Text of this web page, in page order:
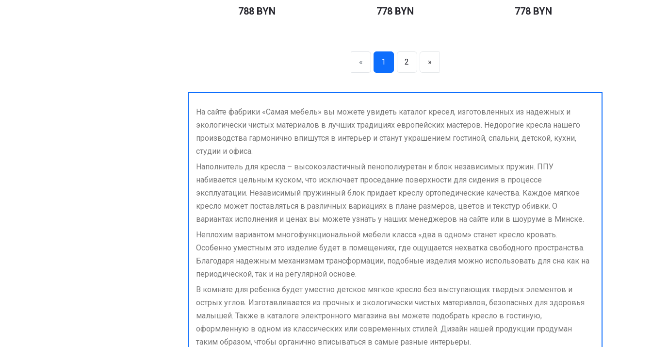
788 BYN 778 BYN 778 BYN
« 1 2 »
На сайте фабрики «Самая мебель» вы можете увидеть каталог кресел, изготовленных из надежных и
экологически чистых материалов в лучших традициях европейских мастеров. Недорогие кресла нашего
производства гармонично впишутся в интерьер и станут украшением гостиной, спальни, детской, кухни,
студии и офиса.
Наполнитель для кресла – высокоэластичный пенополиуретан и блок независимых пружин. ППУ
набивается цельным куском, что исключает проседание поверхности для сидения в процессе
эксплуатации. Независимый пружинный блок придает креслу ортопедические качества. Каждое мягкое
кресло может поставляться в различных вариациях в плане размеров, цветов и текстур обивки. О
вариантах исполнения и ценах вы можете узнать у наших менеджеров на сайте или в шоуруме в Минске.
Неплохим вариантом многофункциональной мебели класса «два в одном» станет кресло кровать.
Особенно уместным это изделие будет в помещениях, где ощущается нехватка свободного пространства.
Благодаря надежным механизмам трансформации, подобные изделия можно использовать для сна как на
периодической, так и на регулярной основе.
В комнате для ребенка будет уместно детское мягкое кресло без выступающих твердых элементов и
острых углов. Изготавливается из прочных и экологически чистых материалов, безопасных для здоровья
малышей. Также в каталоге электронного магазина вы можете подобрать кресло в гостиную,
оформленную в одном из классических или современных стилей. Дизайн нашей продукции продуман
таким образом, чтобы органично вписываться в самые разные интерьеры.